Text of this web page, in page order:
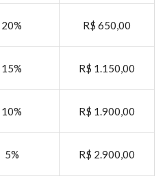
20% R$ 650,00
15% R$ 1.150,00
10% R$ 1.900,00
5% R$ 2.900,00